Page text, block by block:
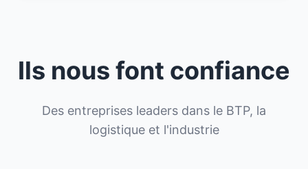
Ils nous font confiance
Des entreprises leaders dans le BTP, la
logistique et l'industrie